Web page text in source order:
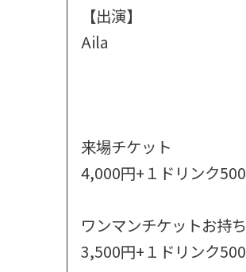
【出演】
Aila
来場チケット
4,000円+１ドリンク
ワンマンチケットお持
3,500円+１ドリンク